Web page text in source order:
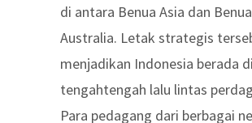
di antara Benua Asia dan Benua
Australia. Letak strategis
menjadikan Indonesia berada di
tengahtengah lalu lintas
Para pedagang dari berbagai